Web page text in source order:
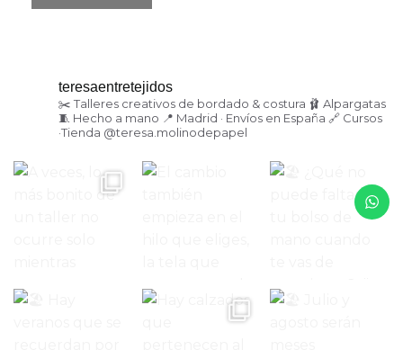
teresaentretejidos
✂️ Talleres creativos de bordado & costura 🩰 Alpargatas
🧵 Hecho a mano 📍 Madrid · Envíos en España 🔗 Cursos
·Tienda @teresa.molinodepapel